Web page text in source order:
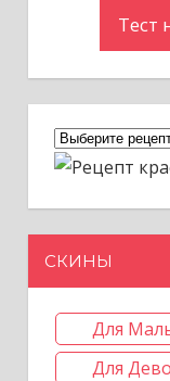
Тест
СКИНЫ
Для
Для